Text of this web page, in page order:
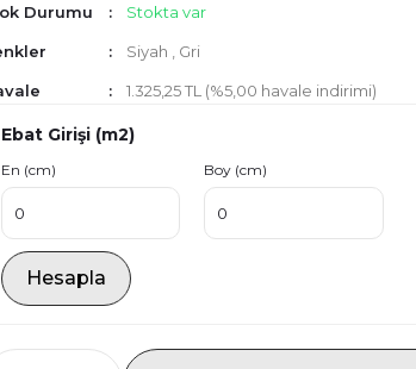
Durumu Stokta var
Siyah Gri
1.325,25 TL (%5,00 havale indirimi)
Ebat Girişi (m2)
En (cm) Boy (cm)
Hesapla